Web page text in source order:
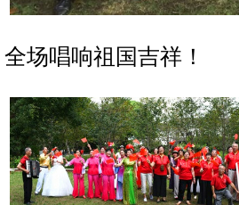
全场唱响祖国吉祥！